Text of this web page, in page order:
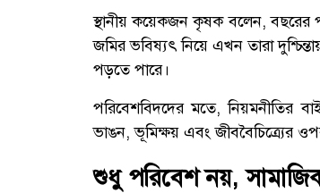
স্থানীয় কয়েকজন কৃষক বলেন,
জমির ভবিষ্যৎ নিয়ে এখন তারা
পড়তে পারে।
পরিবেশবিদদের মতে, নিয়মনীতির
ভাঙন, ভূমিক্ষয় এবং জীববৈচিত্র্যের
শুধু পরিবেশ নয়,